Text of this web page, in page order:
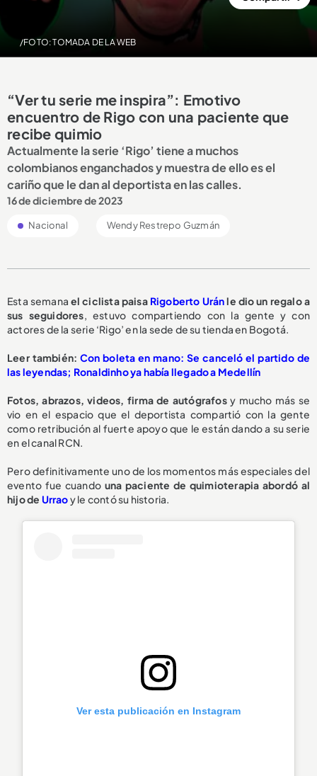
/FOTO: TOMADA DE LA WEB
“Ver tu serie me inspira”: Emotivo
encuentro de Rigo con una paciente que
recibe quimio
Actualmente la serie ‘Rigo’ tiene a muchos
colombianos enganchados y muestra de ello es el
cariño que le dan al deportista en las calles.
16 de diciembre de 2023
Nacional Wendy Restrepo Guzmán
Esta semana el ciclista paisaRigoberto Uránle dio un regalo a
sus seguidores, estuvo compartiendo con la gente y con
actores de la serie ‘Rigo’ en la sede de su tienda en Bogotá.
Leer también: Con boleta en mano: Se canceló el partido de
las leyendas; Ronaldinho ya había llegado a Medellín
Fotos, abrazos, videos, firma de autógrafosy mucho más se
vio en el espacio que el deportista compartió con la gente
como retribución al fuerte apoyo que le están dando a su serie
en el canal RCN.
Pero definitivamente uno de los momentos más especiales del
evento fue cuando una paciente de quimioterapia abordó al
hijo de Urraoy le contó su historia.
Ver esta publicación en Instagram